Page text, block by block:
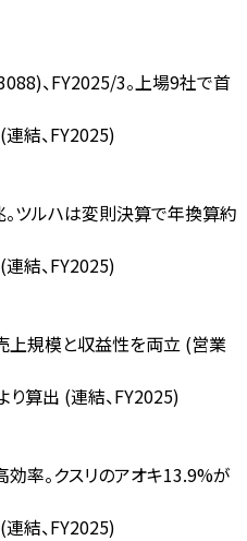
、FY2025/3。上場9社で首
結、FY2025)
ツルハは変則決算で年換算約
結、FY2025)
上規模と収益性を両立 (営業
算出 (連結、FY2025)
率。クスリのアオキ13.9%が
結、FY2025)